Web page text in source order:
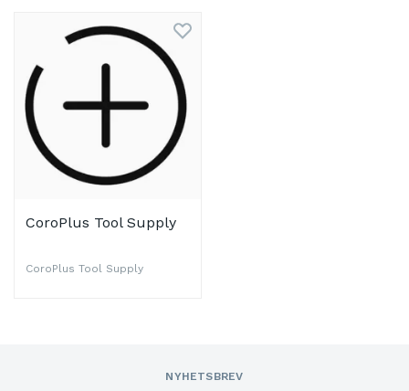
CoroPlus Tool Supply
CoroPlus Tool Supply
NYHETSBREV